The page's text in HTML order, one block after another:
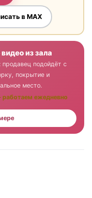
в MAX
из зала
продавец подойдёт с
покрытие и
место.
ежедневно